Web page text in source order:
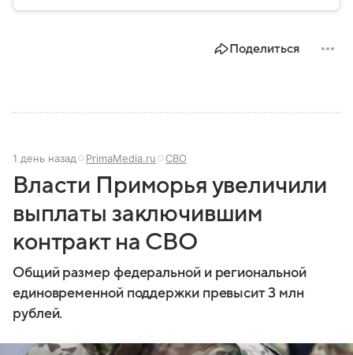
Поделиться
1 день назад PrimaMedia.ru СВО
Власти Приморья увеличили
выплаты заключившим
контракт на СВО
Общий размер федеральной и региональной
единовременной поддержки превысит 3 млн
рублей.